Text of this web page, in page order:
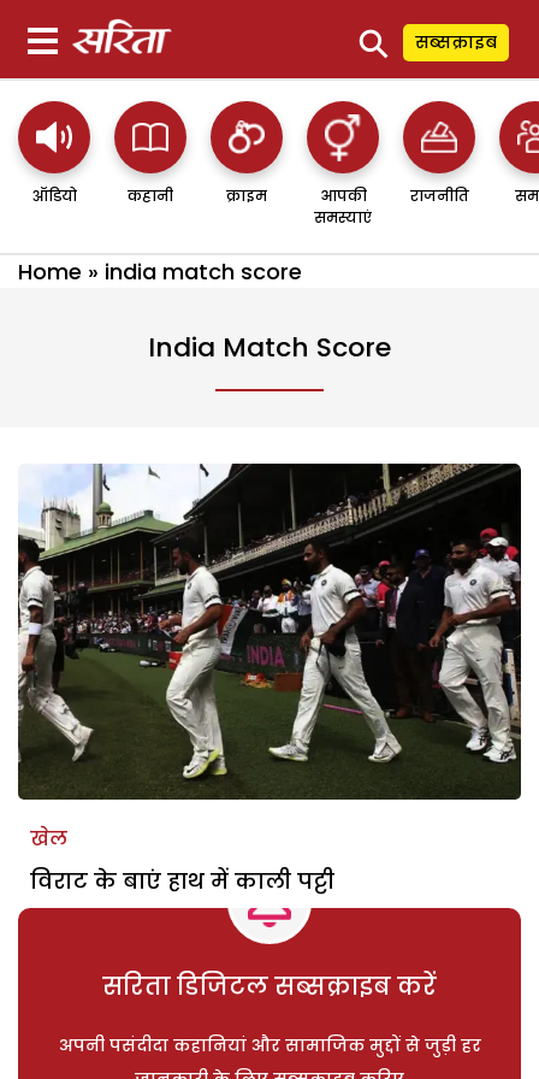
⚲ सब्सक्राइब
ऑडियो कहानी क्राइम
आपकी
समस्याएं
राजनीति
Home » india match score
India Match Score
खेल
विराट के बाएं हाथ में काली पट्टी
सरिता डिजिटल सब्सक्राइब करें
अपनी पसंदीदा कहानियां और सामाजिक मुद्दों से जुड़ी हर